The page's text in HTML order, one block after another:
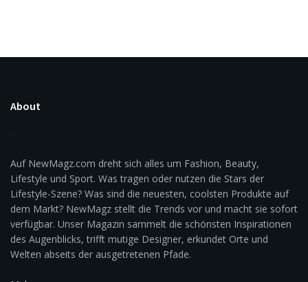
About
Auf NewMagz.com dreht sich alles um Fashion, Beauty,
Lifestyle und Sport. Was tragen oder nutzen die Stars der
Lifestyle-Szene? Was sind die neuesten, coolsten Produkte auf
dem Markt? NewMagz stellt die Trends vor und macht sie sofort
verfügbar. Unser Magazin sammelt die schönsten Inspirationen
des Augenblicks, trifft mutige Designer, erkundet Orte und
Welten abseits der ausgetretenen Pfade.